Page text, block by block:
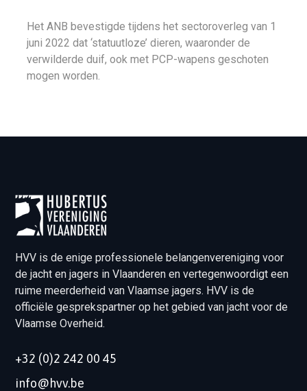
Het ANB bevestigde tijdens het sectoroverleg van 1
juni 2022 dat ‘statuutloze’ dieren, waaronder de
verwilderde duif, ook met PCP-wapens geschoten
mogen worden.
HVV is de enige professionele belangenvereniging voor
de jacht en jagers in Vlaanderen en vertegenwoordigt een
ruime meerderheid van Vlaamse jagers. HVV is de
officiële gesprekspartner op het gebied van jacht voor de
Vlaamse Overheid.
+32 (0)2 242 00 45
info@hvv.be